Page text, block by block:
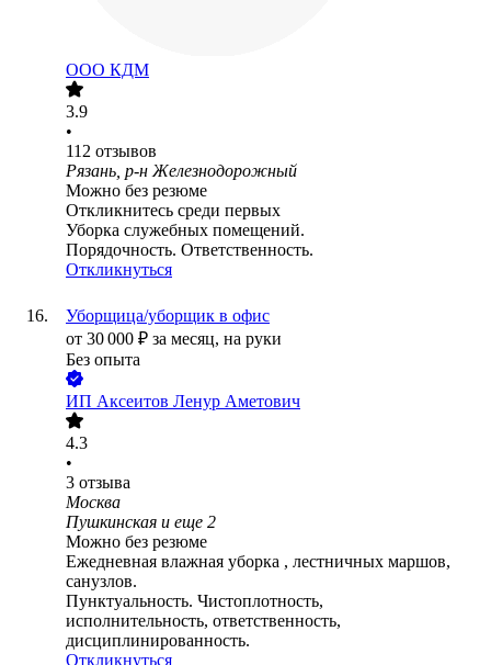
ООО КДМ
3.9
•
112 отзывов
Рязань, р-н Железнодорожный
Можно без резюме
Откликнитесь среди первых
Уборка служебных помещений.
Порядочность. Ответственность.
Откликнуться
Уборщица/уборщик в офис
от 30 000 ₽ за месяц, на руки
Без опыта
ИП Аксеитов Ленур Аметович
4.3
•
3 отзыва
Москва
Пушкинская и еще 2
Можно без резюме
Ежедневная влажная уборка , лестничных маршов,
санузлов.
Пунктуальность. Чистоплотность,
исполнительность, ответственность,
дисциплинированность.
Откликнуться